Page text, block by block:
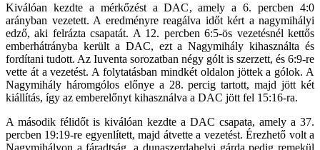
Kiválóan kezdte a mérkőzést a DAC, amely a 6. percben 4:0
arányban vezetett. A eredményre reagálva időt kért a nagymihályi
edző, aki felrázta csapatát. A 12. percben 6:5-ös vezetésnél kettős
emberhátrányba került a DAC, ezt a Nagymihály kihasználta és
fordítani tudott. Az Iuventa sorozatban négy gólt is szerzett, és 6:9-re
vette át a vezetést. A folytatásban mindkét oldalon jöttek a gólok. A
Nagymihály háromgólos előnye a 28. percig tartott, majd jött két
kiállítás, így az emberelőnyt kihasználva a DAC jött fel 15:16-ra.
A második félidőt is kiválóan kezdte a DAC csapata, amely a 37.
percben 19:19-re egyenlített, majd átvette a vezetést. Érezhető volt a
Nagymihályon a fáradtság, a dunaszerdahelyi gárda pedig remekül